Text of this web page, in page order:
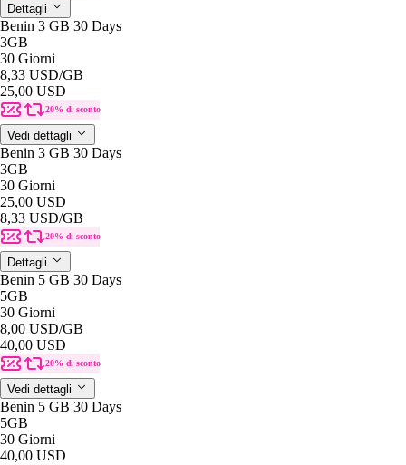
Dettagli
Benin 3 GB 30 Days
3GB
30 Giorni
8,33 USD/GB
25,00 USD
20% di sconto
Vedi dettagli
Benin 3 GB 30 Days
3GB
30 Giorni
25,00 USD
8,33 USD/GB
20% di sconto
Dettagli
Benin 5 GB 30 Days
5GB
30 Giorni
8,00 USD/GB
40,00 USD
20% di sconto
Vedi dettagli
Benin 5 GB 30 Days
5GB
30 Giorni
40,00 USD